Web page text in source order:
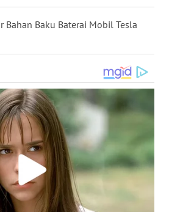
Bahan Baku Baterai Mobil Tesla